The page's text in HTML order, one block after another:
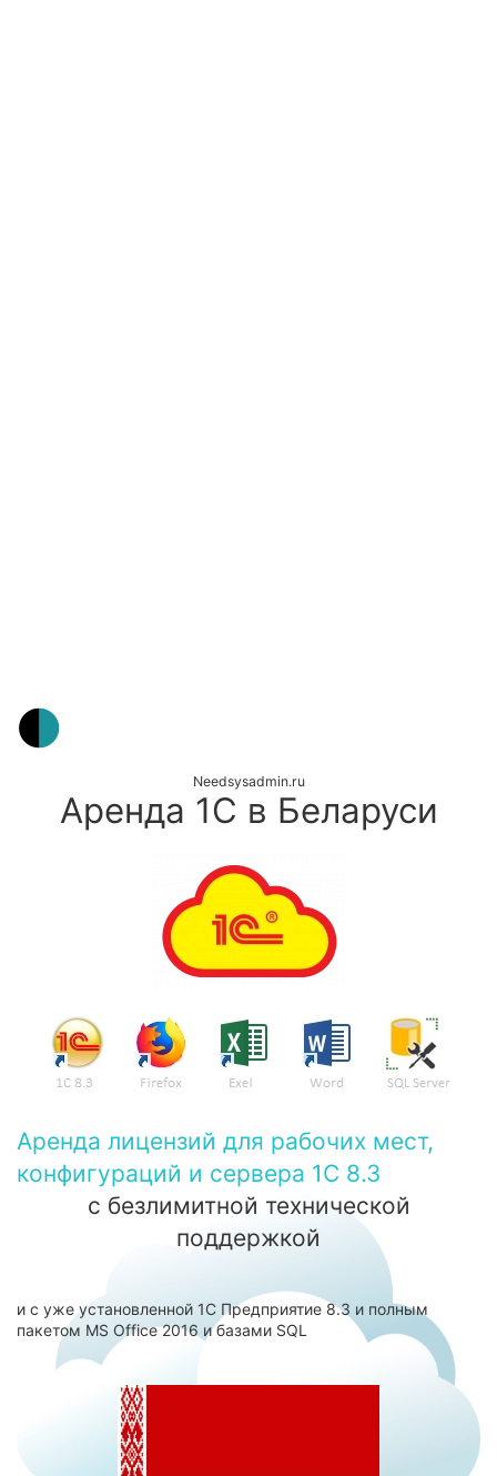
Needsysadmin.ru
Аренда 1С в Беларуси
Аренда лицензий для рабочих мест,
конфигураций и сервера 1С 8.3
с безлимитной технической
поддержкой
и с уже установленной 1С Предприятие 8.3 и полным
пакетом MS Office 2016 и базами SQL